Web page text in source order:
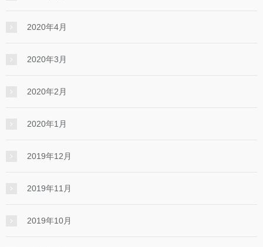
2020年4月
2020年3月
2020年2月
2020年1月
2019年12月
2019年11月
2019年10月